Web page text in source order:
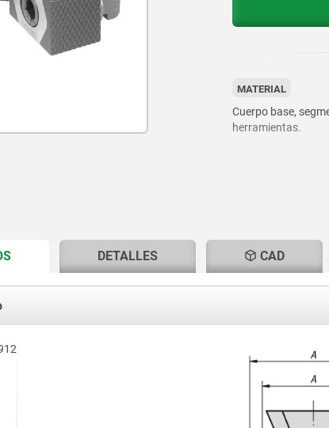
MATERIAL
Cuerpo base,
herramientas.
CURRENT
DETALLES CAD